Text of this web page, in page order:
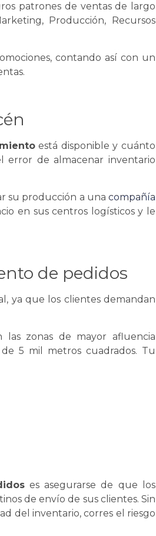
patrones de ventas de largo
Producción, Recursos
contando así con un
está disponible y cuánto
error de almacenar inventario
su producción a unacompañía
en sus centros logísticos y le
de pedidos
ya que los clientes demandan
las zonas de mayor afluencia
5 mil metros cuadrados. Tu
es asegurarse de que los
de envío de sus clientes. Sin
del inventario, corres el riesgo